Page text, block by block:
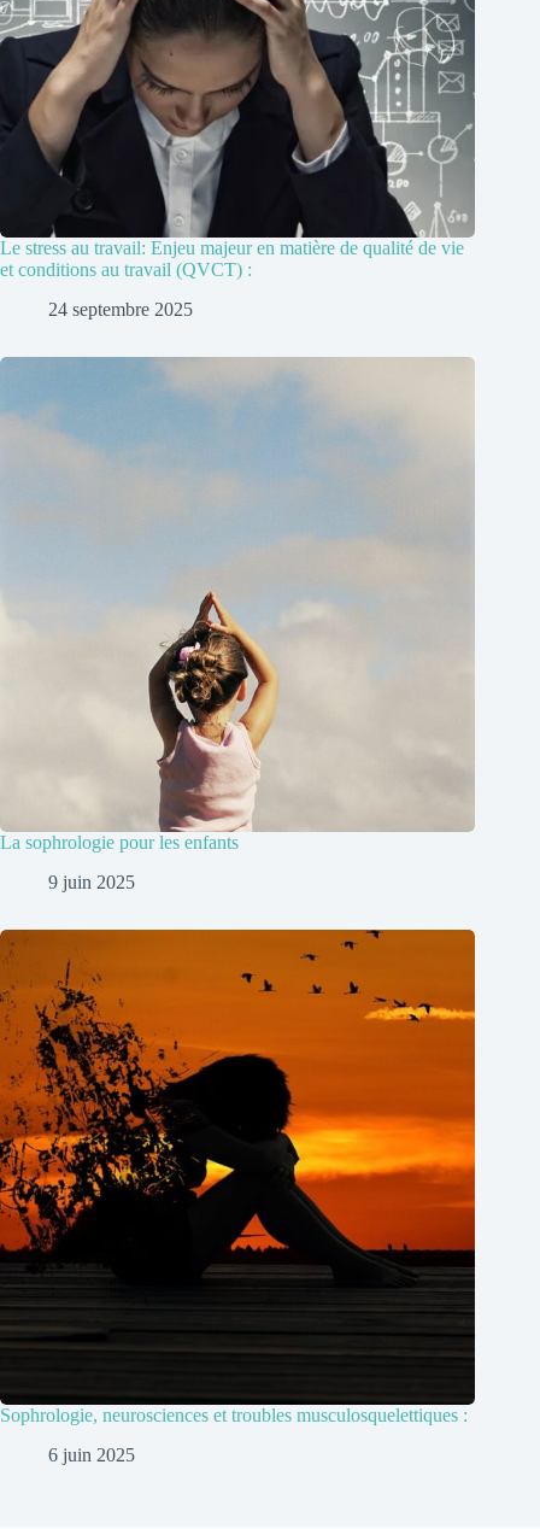
Le stress au travail: Enjeu majeur en matière de qualité de vie
et conditions au travail (QVCT) :
24 septembre 2025
La sophrologie pour les enfants
9 juin 2025
Sophrologie, neurosciences et troubles musculosquelettiques :
6 juin 2025